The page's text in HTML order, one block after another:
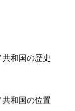
和国の歴史
和国の位置